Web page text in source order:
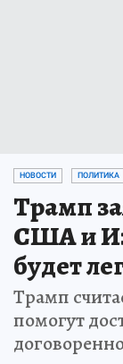
НОВОСТИ ПОЛИТИКА
Трамп
США и
будет
Трамп
помогут